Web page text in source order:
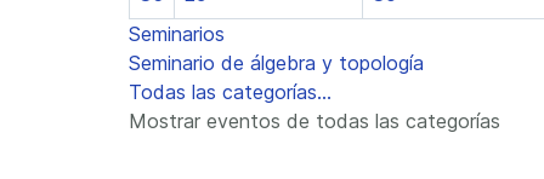
Seminarios
Seminario de álgebra y topología
Todas las categorías...
Mostrar eventos de todas las categorías